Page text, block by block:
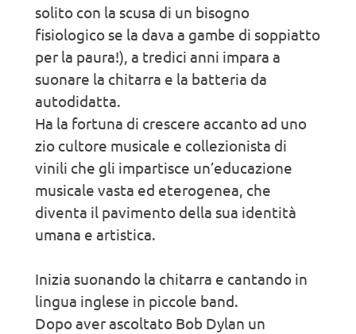
solito con la scusa di un bisogno
fisiologico se la dava a gambe di soppiatto
per la paura!), a tredici anni impara a
suonare la chitarra e la batteria da
autodidatta.
Ha la fortuna di crescere accanto ad uno
zio cultore musicale e collezionista di
vinili che gli impartisce un’educazione
musicale vasta ed eterogenea, che
diventa il pavimento della sua identità
umana e artistica.
Inizia suonando la chitarra e cantando in
lingua inglese in piccole band.
Dopo aver ascoltato Bob Dylan un